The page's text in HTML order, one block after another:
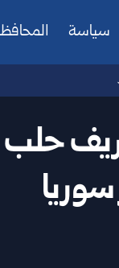
سياسة
سوريا